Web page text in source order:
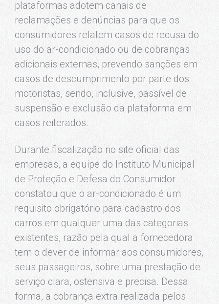
plataformas adotem canais de
reclamações e denúncias para que os
consumidores relatem casos de recusa do
uso do ar-condicionado ou de cobranças
adicionais externas, prevendo sanções em
casos de descumprimento por parte dos
motoristas, sendo, inclusive, passível de
suspensão e exclusão da plataforma em
casos reiterados.
Durante fiscalização no site oficial das
empresas, a equipe do Instituto Municipal
de Proteção e Defesa do Consumidor
constatou que o ar-condicionado é um
requisito obrigatório para cadastro dos
carros em qualquer uma das categorias
existentes, razão pela qual a fornecedora
tem o dever de informar aos consumidores,
seus passageiros, sobre uma prestação de
serviço clara, ostensiva e precisa. Dessa
forma, a cobrança extra realizada pelos